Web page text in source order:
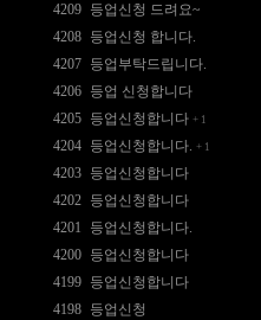
4209 등업신청 드려요~
4208 등업신청 합니다.
4207 등업부탁드립니다.
4206 등업 신청합니다
4205 등업신청합니다 + 1
4204 등업신청합니다. + 1
4203 등업신청합니다
4202 등업신청합니다
4201
등업신청합니다.
4200 등업신청합니다
4199 등업신청합니다
4198 등업신청